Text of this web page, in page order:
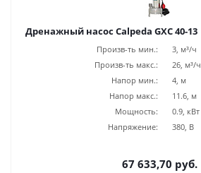
Дренажный насос Calpeda GXC 40-13
Произв-ть мин.:
3, м³/ч
Произв-ть макс.:
26, м³/ч
Напор мин.:
4, м
Напор макс.:
11.6, м
Мощность:
0.9, кВт
Напряжение:
380, В
67 633,70 руб.